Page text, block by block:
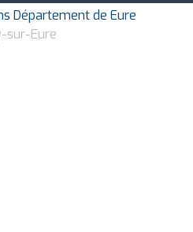
Département de Eure
sur-Eure